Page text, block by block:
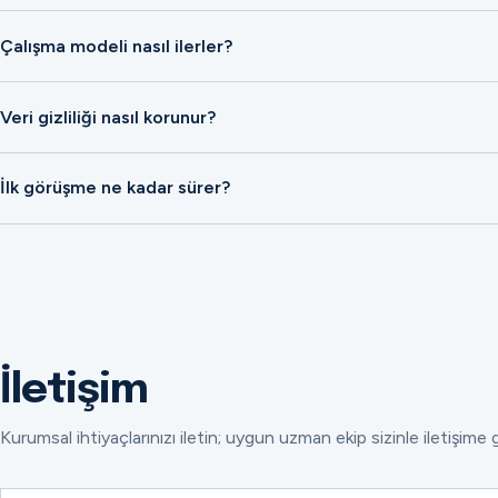
Çalışma modeli nasıl ilerler?
Veri gizliliği nasıl korunur?
İlk görüşme ne kadar sürer?
İletişim
Kurumsal ihtiyaçlarınızı iletin; uygun uzman ekip sizinle iletişime